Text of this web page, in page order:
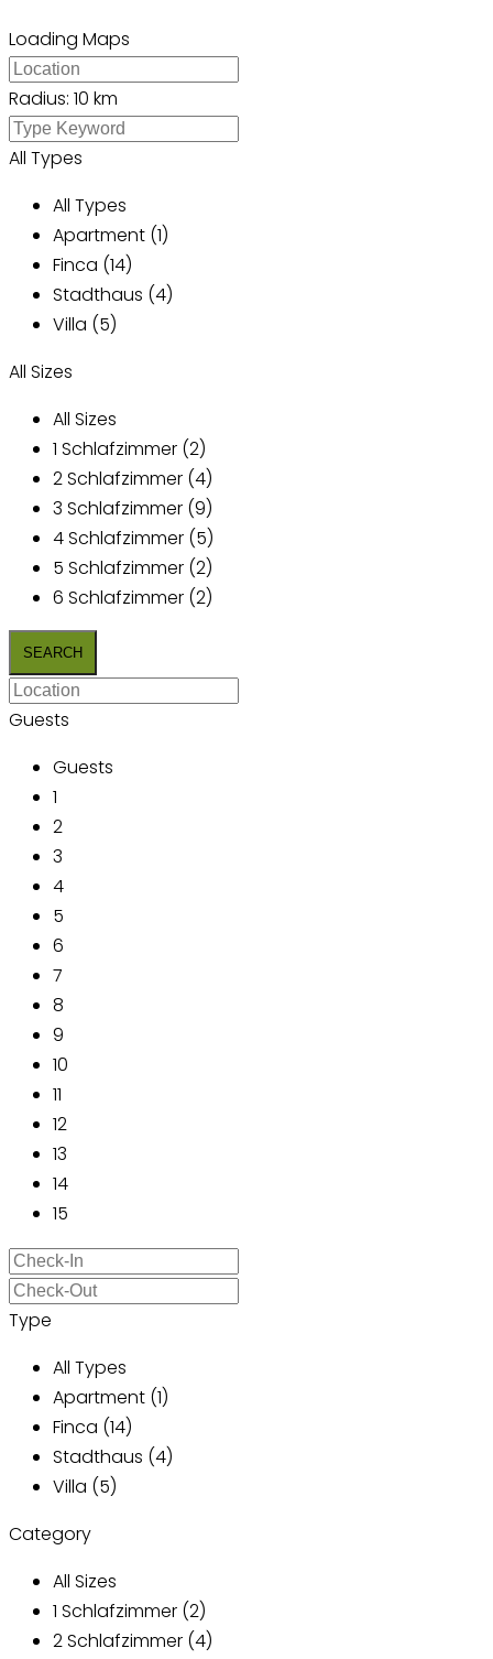
Loading Maps
Radius: 10 km
All Types
All Types
Apartment (1)
Finca (14)
Stadthaus (4)
Villa (5)
All Sizes
All Sizes
1 Schlafzimmer (2)
2 Schlafzimmer (4)
3 Schlafzimmer (9)
4 Schlafzimmer (5)
5 Schlafzimmer (2)
6 Schlafzimmer (2)
Guests
Guests
1
2
3
4
5
6
7
8
9
10
11
12
13
14
15
Type
All Types
Apartment (1)
Finca (14)
Stadthaus (4)
Villa (5)
Category
All Sizes
1 Schlafzimmer (2)
2 Schlafzimmer (4)